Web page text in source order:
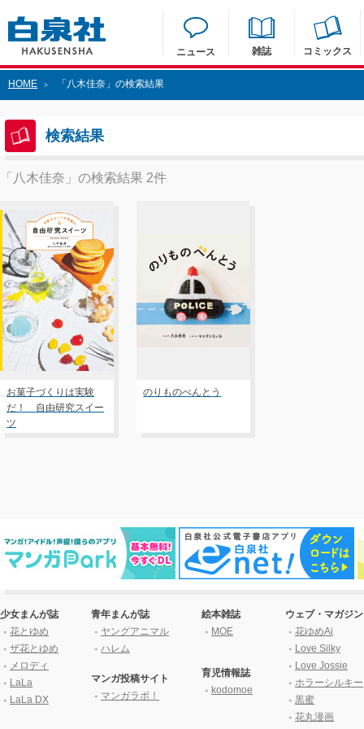
ニュース 雑誌 コミックス
HOME > 「八木佳奈」の検索結果
検索結果
「八木佳奈」の検索結果 2件
お菓子づくりは実験
だ！ 自由研究スイー
ツ
のりものべんとう
少女まんが誌
花とゆめ
ザ花とゆめ
メロディ
LaLa
LaLa DX
青年まんが誌
ヤングアニマル
ハレム
マンガ投稿サイト
マンガラボ！
絵本雑誌
MOE
育児情報誌
kodomoe
ウェブ・マガジン
花ゆめAi
Love Silky
Love Jossie
ホラーシルキー
黒蜜
花丸漫画